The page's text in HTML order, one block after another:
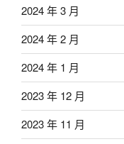
2024 年 3 月
2024 年 2 月
2024 年 1 月
2023 年 12 月
2023 年 11 月